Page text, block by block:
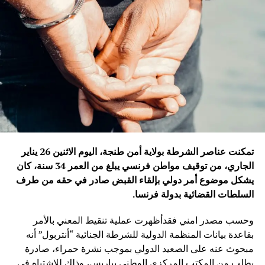
تمكنت عناصر الشرطة بولاية أمن طنجة، اليوم الاثنين 26 يناير
الجاري، من توقيف مواطن فرنسي يبلغ من العمر 34 سنة، كان
يشكل موضوع أمر دولي بإلقاء القبض صادر في حقه من طرف
السلطات القضائية بدولة فرنسا.
وحسب مصدر امني فقدأظهرت عملية تنقيط المعني بالأمر
بقاعدة بيانات المنظمة الدولية للشرطة الجنائية “أنتربول” أنه
مبحوث عنه على الصعيد الدولي بموجب نشرة حمراء، صادرة